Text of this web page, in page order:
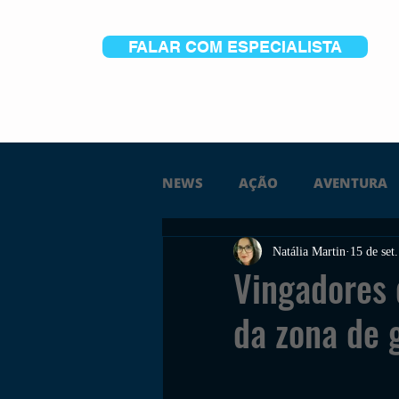
FALAR COM ESPECIALISTA
NEWS AÇÃO AVENTURA
FICÇÃO TERROR PC
TRAILER PLATAFORMA
da zona de
Natália Martin 15 de